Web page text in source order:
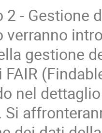
2 - Gestione
verranno
gestione
nel
Si